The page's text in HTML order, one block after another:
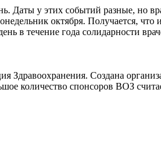
Даты у этих событий разные, но
октября. Получается, что
в течение года солидарности
Создана
количество спонсоров ВОЗ